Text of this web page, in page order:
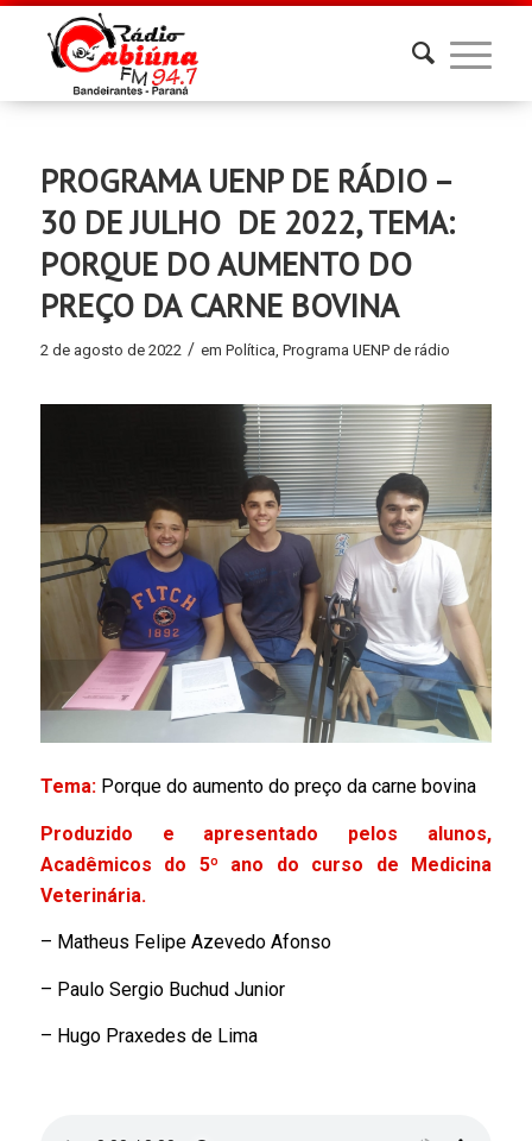
PROGRAMA UENP DE RÁDIO –
30 DE JULHO DE 2022, TEMA:
PORQUE DO AUMENTO DO
PREÇO DA CARNE BOVINA
2 de agosto de 2022 / em Política, Programa UENP de rádio
Tema:Porque do aumento do preço da carne bovina
Produzido e apresentado pelos alunos,
Acadêmicos do 5º ano do curso de Medicina
Veterinária.
– Matheus Felipe Azevedo Afonso
– Paulo Sergio Buchud Junior
– Hugo Praxedes de Lima